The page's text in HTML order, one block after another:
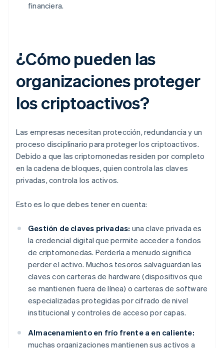
financiera.
¿Cómo pueden las
organizaciones proteger
los criptoactivos?
Las empresas necesitan protección, redundancia y un
proceso disciplinario para proteger los criptoactivos.
Debido a que las criptomonedas residen por completo
en la cadena de bloques, quien controla las claves
privadas, controla los activos.
Esto es lo que debes tener en cuenta:
Gestión de claves privadas: una clave privada es
la credencial digital que permite acceder a fondos
de criptomonedas. Perderla a menudo significa
perder el activo. Muchos tesoros salvaguardan las
claves con carteras de hardware (dispositivos que
se mantienen fuera de línea) o carteras de software
especializadas protegidas por cifrado de nivel
institucional y controles de acceso por capas.
Almacenamiento en frío frente a en caliente:
muchas organizaciones mantienen sus activos a